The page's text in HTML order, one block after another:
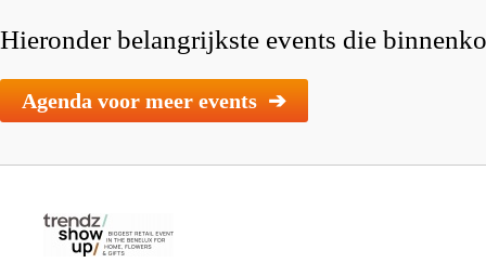
Hieronder belangrijkste events die
Agenda voor meer events ➔